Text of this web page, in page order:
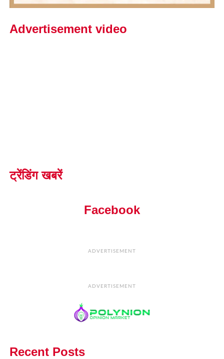
Advertisement video
ट्रेंडिंग खबरें
Facebook
ADVERTISEMENT
ADVERTISEMENT
Recent Posts